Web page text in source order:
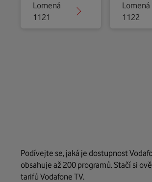
Lomená
1121
Lomená
1122
Podívejte se, jaká je dostupnost
obsahuje až 200 programů. Stačí si
tarifů Vodafone TV.